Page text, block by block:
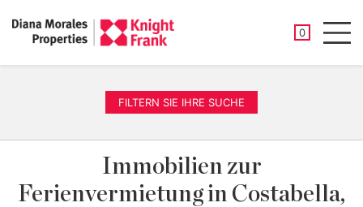
0
FILTERN SIE IHRE SUCHE
Immobilien zur
Ferienvermietung in Costabella,